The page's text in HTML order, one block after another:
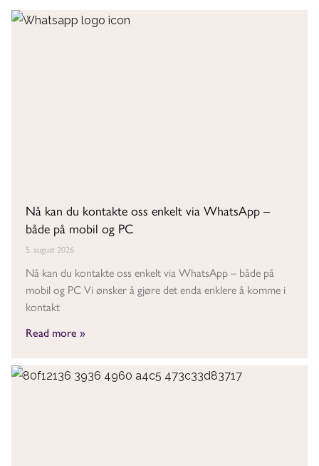
Nå kan du kontakte oss enkelt via WhatsApp –
både på mobil og PC
5. august 2026
Nå kan du kontakte oss enkelt via WhatsApp – både på
mobil og PC Vi ønsker å gjøre det enda enklere å komme i
kontakt
Read more »